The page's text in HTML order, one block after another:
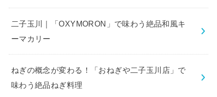
二子玉川｜「OXYMORON」で味わう絶品和風キ
ーマカリー
ねぎの概念が変わる！「おねぎや二子玉川店」で
味わう絶品ねぎ料理